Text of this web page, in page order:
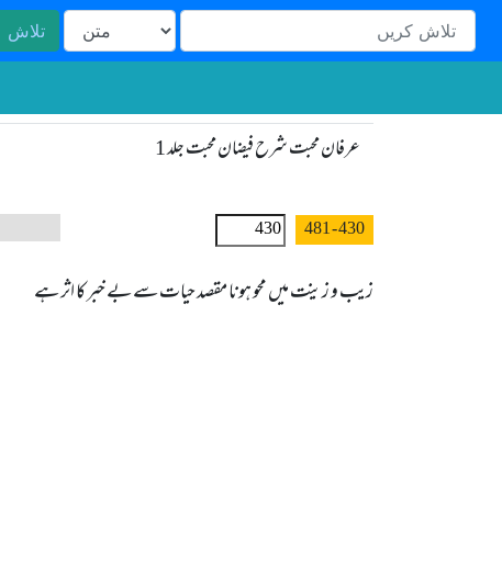
تلاش
عرفان محبت شرح فیضان محبت جلد 1
430
- 481
زیب و زینت میں محو ہونا مقصد حیات سے بے خبر کا اثر ہے